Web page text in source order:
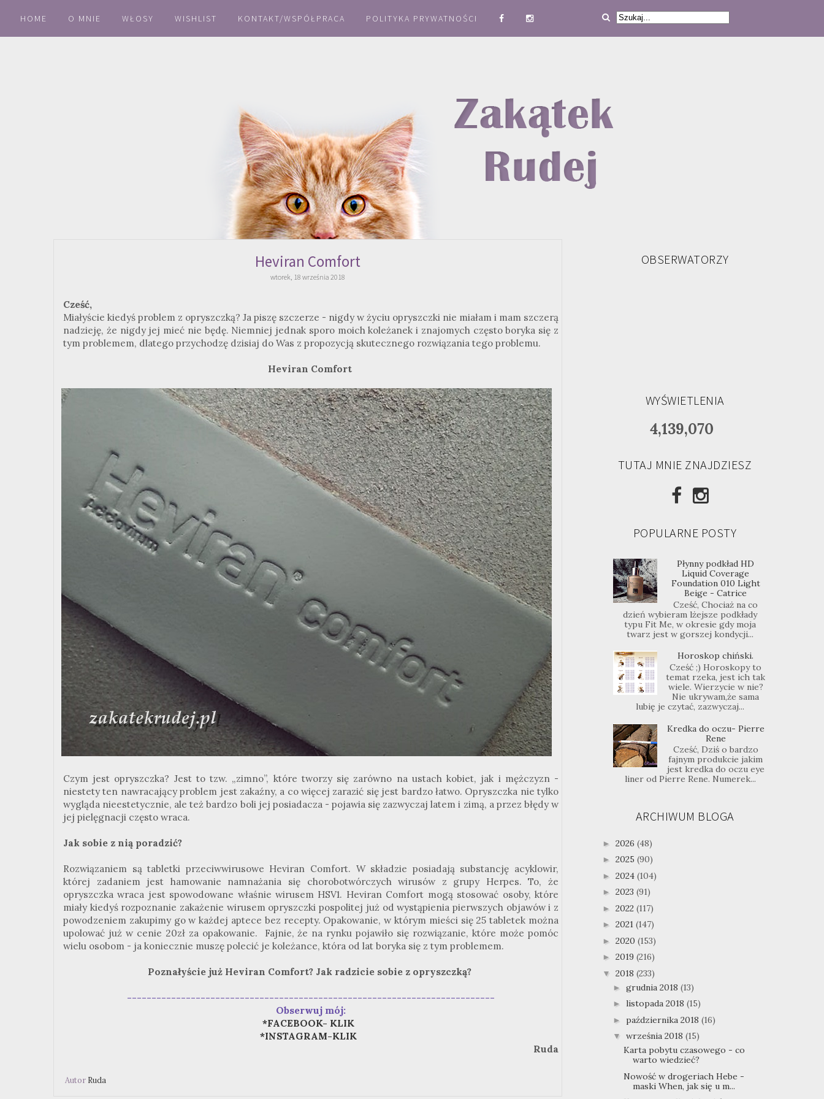
HOME O MNIE WŁOSY WISHLIST KONTAKT/WSPÓŁPRACA POLITYKA PRYWATNOŚCI
Heviran Comfort
wtorek, 18 września 2018
Cześć,
Miałyście kiedyś problem z opryszczką? Ja piszę szczerze - nigdy w życiu opryszczki nie miałam i mam szczerą
nadzieję, że nigdy jej mieć nie będę. Niemniej jednak sporo moich koleżanek i znajomych często boryka się z
tym problemem, dlatego przychodzę dzisiaj do Was z propozycją skutecznego rozwiązania tego problemu.
Heviran Comfort
Czym jest opryszczka? Jest to tzw. „zimno”, które tworzy się zarówno na ustach kobiet, jak i mężczyzn -
niestety ten nawracający problem jest zakaźny, a co więcej zarazić się jest bardzo łatwo. Opryszczka nie tylko
wygląda nieestetycznie, ale też bardzo boli jej posiadacza - pojawia się zazwyczaj latem i zimą, a przez błędy w
jej pielęgnacji często wraca.
Jak sobie z nią poradzić?
Rozwiązaniem są tabletki przeciwwirusowe Heviran Comfort. W składzie posiadają substancję acyklowir,
której zadaniem jest hamowanie namnażania się chorobotwórczych wirusów z grupy Herpes. To, że
opryszczka wraca jest spowodowane właśnie wirusem HSV1. Heviran Comfort mogą stosować osoby, które
miały kiedyś rozpoznanie zakażenie wirusem opryszczki pospolitej już od wystąpienia pierwszych objawów i z
powodzeniem zakupimy go w każdej aptece bez recepty. Opakowanie, w którym mieści się 25 tabletek można
upolować już w cenie 20zł za opakowanie. Fajnie, że na rynku pojawiło się rozwiązanie, które może pomóc
wielu osobom - ja koniecznie muszę polecić je koleżance, która od lat boryka się z tym problemem.
Poznałyście już Heviran Comfort? Jak radzicie sobie z opryszczką?
---------------------------------------------------------------------------
Obserwuj mój:
*FACEBOOK- KLIK
*INSTAGRAM-KLIK
Ruda
Autor Ruda
OBSERWATORZY
WYŚWIETLENIA
4,139,070
TUTAJ MNIE ZNAJDZIESZ
POPULARNE POSTY
Płynny podkład HD
Liquid Coverage
Foundation 010 Light
Beige - Catrice
Cześć, Chociaż na co
dzień wybieram lżejsze podkłady
typu Fit Me, w okresie gdy moja
twarz jest w gorszej kondycji...
Horoskop chiński.
Cześć ;) Horoskopy to
temat rzeka, jest ich tak
wiele. Wierzycie w nie?
Nie ukrywam,że sama
lubię je czytać, zazwyczaj...
Kredka do oczu- Pierre
Rene
Cześć, Dziś o bardzo
fajnym produkcie jakim
jest kredka do oczu eye
liner od Pierre Rene. Numerek...
ARCHIWUM BLOGA
► 2026 (48)
► 2025 (90)
► 2024 (104)
► 2023 (91)
► 2022 (117)
► 2021 (147)
► 2020 (153)
► 2019 (216)
▼ 2018 (233)
► grudnia 2018 (13)
► listopada 2018 (15)
► października 2018 (16)
▼ września 2018 (15)
Karta pobytu czasowego - co
warto wiedzieć?
Nowość w drogeriach Hebe -
maski When, jak się u m...